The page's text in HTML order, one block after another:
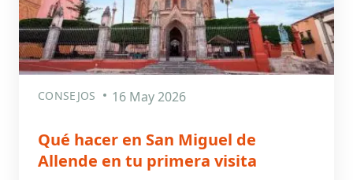
CONSEJOS 16 May 2026
Qué hacer en San Miguel de
Allende en tu primera visita